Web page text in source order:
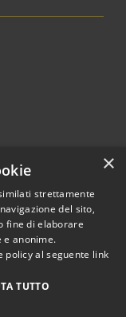
© 2026 • Comune di
d'Ario • Powered by
•
×
strettamente
del sito,
fine di elaborare
e anonime.
policy al seguente link
TUTTO